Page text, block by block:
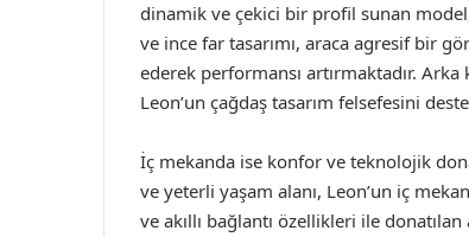
dinamik ve çekici bir profil sunan model,
ve ince far tasarımı, araca agresif bir
ederek performansı artırmaktadır.
Leon’un çağdaş tasarım felsefesini
İç mekanda ise konfor ve teknolojik
ve yeterli yaşam alanı, Leon’un iç
ve akıllı bağlantı özellikleri ile